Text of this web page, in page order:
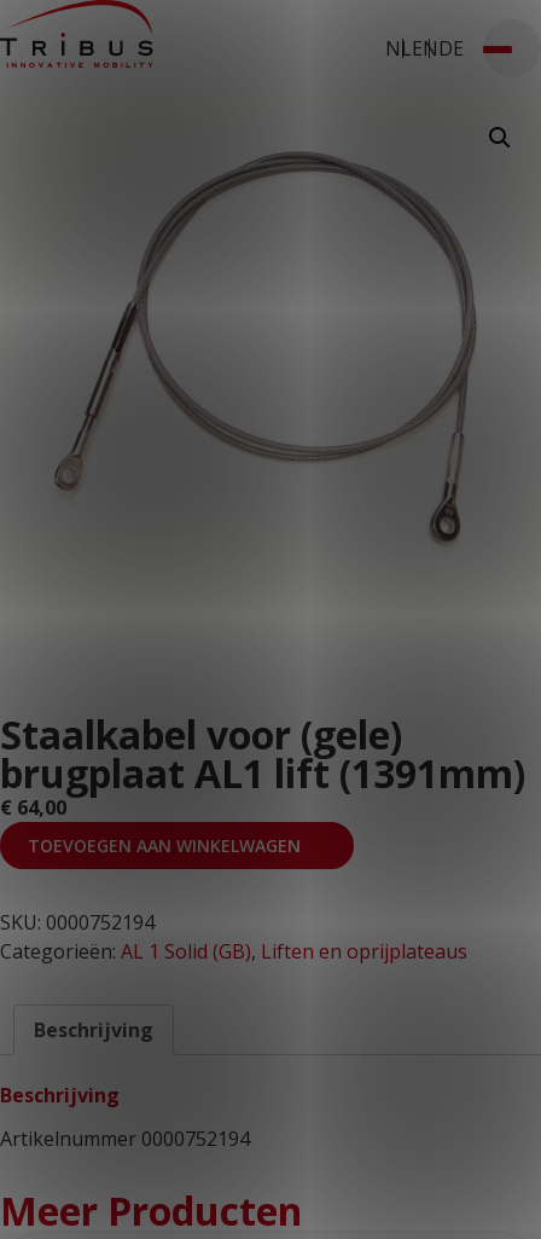
NLENDE
Openbaar vervoer
Zorginstellingen
Luchthavens
Ombouwers
Klantcases
Contact
Staalkabel voor (gele)
brugplaat AL1 lift (1391mm)
€ 64,00
TOEVOEGEN AAN WINKELWAGEN
SKU: 0000752194
Categorieën: AL 1 Solid (GB), Liften en oprijplateaus
Beschrijving
Beschrijving
Artikelnummer 0000752194
Meer Producten